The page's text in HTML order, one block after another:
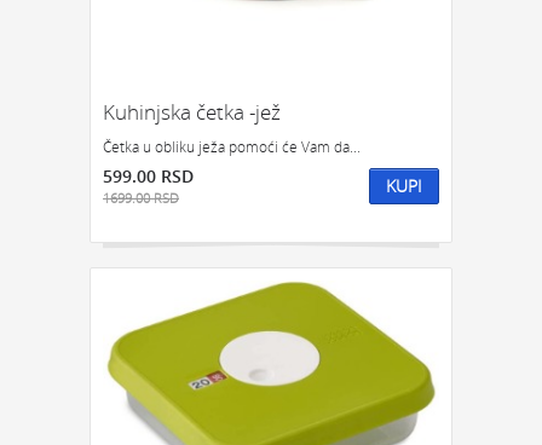
Kuhinjska četka -jež
Četka u obliku ježa pomoći će Vam da...
599.00 RSD
1699.00 RSD
KUPI